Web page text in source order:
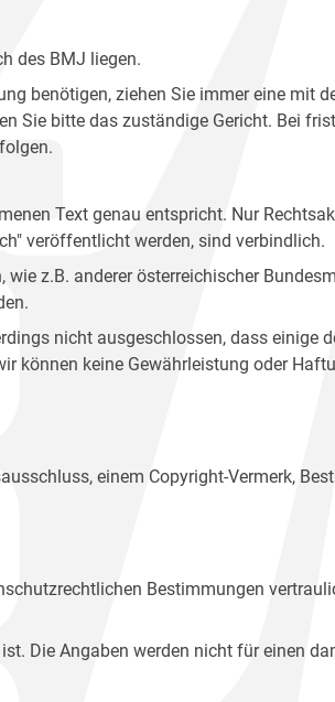
des BMJ liegen.
benötigen, ziehen Sie immer eine mit
Sie bitte das zuständige Gericht. Bei
Text genau entspricht. Nur
veröffentlicht werden, sind verbindlich.
z.B. anderer österreichischer
nicht ausgeschlossen, dass einige
können keine Gewährleistung oder
einem Copyright-Vermerk,
Bestimmungen
Die Angaben werden nicht für einen